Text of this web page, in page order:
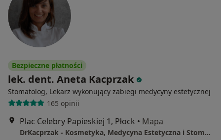
Bezpieczne płatności
lek. dent. Aneta Kacprzak
Stomatolog, Lekarz wykonujący zabiegi medycyny estetycznej
165 opinii
Plac Celebry Papieskiej 1, Płock • Mapa
DrKacprzak - Kosmetyka, Medycyna Estetyczna i Stomatologia